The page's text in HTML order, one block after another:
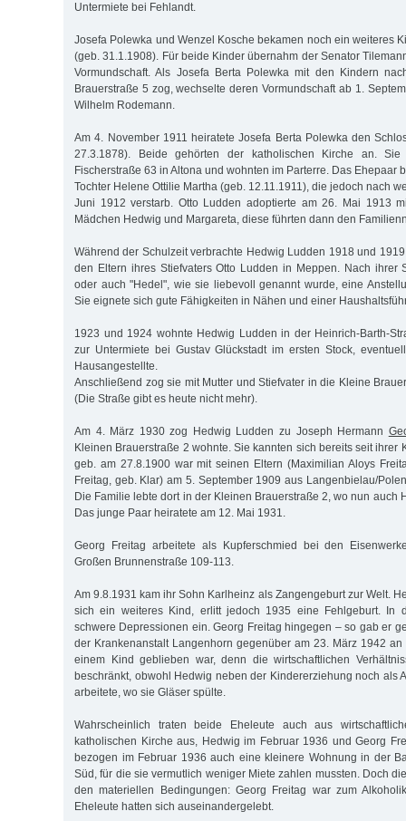
Untermiete bei Fehlandt.
Josefa Polewka und Wenzel Kosche bekamen noch ein weiteres
(geb. 31.1.1908). Für beide Kinder übernahm der Senator
Vormundschaft. Als Josefa Berta Polewka mit den Kindern
Brauerstraße 5 zog, wechselte deren Vormundschaft ab 1.
Wilhelm Rodemann.
Am 4. November 1911 heiratete Josefa Berta Polewka den
27.3.1878). Beide gehörten der katholischen Kirche an.
Fischerstraße 63 in Altona und wohnten im Parterre. Das Ehepaar
Tochter Helene Ottilie Martha (geb. 12.11.1911), die jedoch nach
Juni 1912 verstarb. Otto Ludden adoptierte am 26. Mai 1913
Mädchen Hedwig und Margareta, diese führten dann den
Während der Schulzeit verbrachte Hedwig Ludden 1918 und
den Eltern ihres Stiefvaters Otto Ludden in Meppen. Nach ihrer
oder auch "Hedel", wie sie liebevoll genannt wurde, eine
Sie eignete sich gute Fähigkeiten in Nähen und einer
1923 und 1924 wohnte Hedwig Ludden in der Heinrich-Barth-
zur Untermiete bei Gustav Glückstadt im ersten Stock,
Hausangestellte.
Anschließend zog sie mit Mutter und Stiefvater in die Kleine
(Die Straße gibt es heute nicht mehr).
Am 4. März 1930 zog Hedwig Ludden zu Joseph Hermann
Kleinen Brauerstraße 2 wohnte. Sie kannten sich bereits seit ihrer
geb. am 27.8.1900 war mit seinen Eltern (Maximilian Aloys
Freitag, geb. Klar) am 5. September 1909 aus Langenbielau/
Die Familie lebte dort in der Kleinen Brauerstraße 2, wo nun auch
Das junge Paar heiratete am 12. Mai 1931.
Georg Freitag arbeitete als Kupferschmied bei den
Großen Brunnenstraße 109-113.
Am 9.8.1931 kam ihr Sohn Karlheinz als Zangengeburt zur Welt.
sich ein weiteres Kind, erlitt jedoch 1935 eine Fehlgeburt. In
schwere Depressionen ein. Georg Freitag hingegen – so gab er
der Krankenanstalt Langenhorn gegenüber am 23. März 1942
einem Kind geblieben war, denn die wirtschaftlichen
beschränkt, obwohl Hedwig neben der Kindererziehung noch als
arbeitete, wo sie Gläser spülte.
Wahrscheinlich traten beide Eheleute auch aus
katholischen Kirche aus, Hedwig im Februar 1936 und Georg
bezogen im Februar 1936 auch eine kleinere Wohnung in der
Süd, für die sie vermutlich weniger Miete zahlen mussten. Doch
den materiellen Bedingungen: Georg Freitag war zum
Eheleute hatten sich auseinandergelebt.